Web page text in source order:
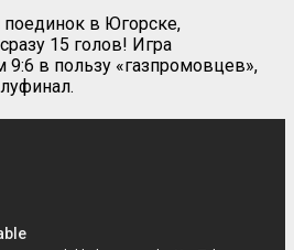
в Югорске,
15 голов! Игра
9:6 в пользу «газпромовцев»,